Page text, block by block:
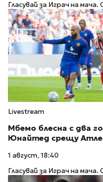
Гласувай за Играч на
Livestream
Мбемо блесна с два
Юнайтед срещу
1 август, 18:40
Гласувай за Играч на